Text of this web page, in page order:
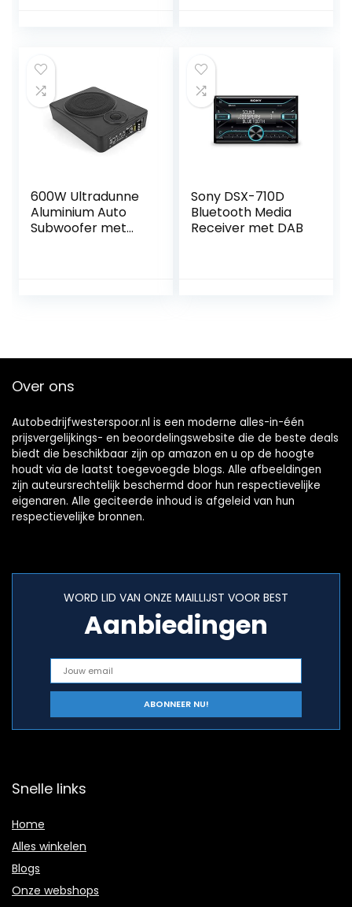
600W Ultradunne
Aluminium Auto
Subwoofer met
Sony DSX-710D
Bluetooth Media
Receiver met DAB
Over ons
Autobedrijfwesterspoor.nl is een moderne alles-in-één
prijsvergelijkings- en beoordelingswebsite die de beste deals
biedt die beschikbaar zijn op amazon en u op de hoogte
houdt via de laatst toegevoegde blogs. Alle afbeeldingen
zijn auteursrechtelijk beschermd door hun respectievelijke
eigenaren. Alle geciteerde inhoud is afgeleid van hun
respectievelijke bronnen.
WORD LID VAN ONZE MAILLIJST VOOR BEST
Aanbiedingen
Snelle links
Home
Alles winkelen
Blogs
Onze webshops